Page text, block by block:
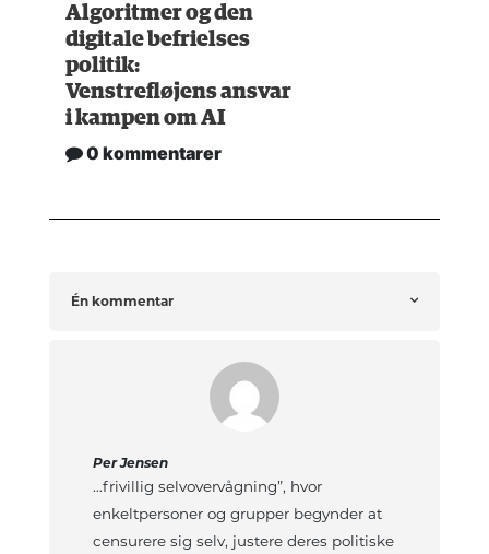
Algoritmer og den
digitale befrielses
politik:
Venstrefløjens ansvar
i kampen om AI
0 kommentarer
Én kommentar
Per Jensen
…frivillig selvovervågning”, hvor
enkeltpersoner og grupper begynder at
censurere sig selv, justere deres politiske